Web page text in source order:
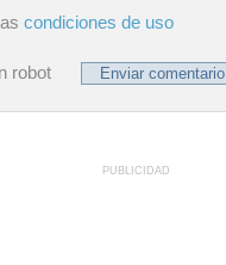
condiciones de uso
robot
PUBLICIDAD